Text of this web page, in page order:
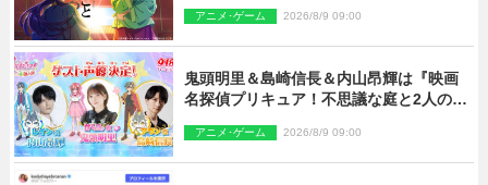
アニメ･ゲーム 2026/8/9 09:00
鬼頭明里＆島崎信長＆内山昂輝は『映画
名探偵プリキュア！不思議な庭と2人の秘
アニメ･ゲーム 2026/8/9 09:00